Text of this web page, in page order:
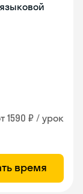
1590 ₽ / урок
время